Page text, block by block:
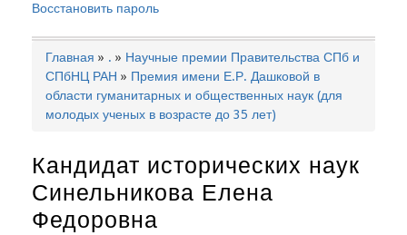
Восстановить пароль
Строка
навигации
Главная .
Научные премии Правительства СПб и
СПбНЦ РАН
Премия имени Е.Р. Дашковой в
области гуманитарных и общественных наук (для
молодых ученых в возрасте до 35 лет)
Кандидат исторических наук
Синельникова Елена
Федоровна